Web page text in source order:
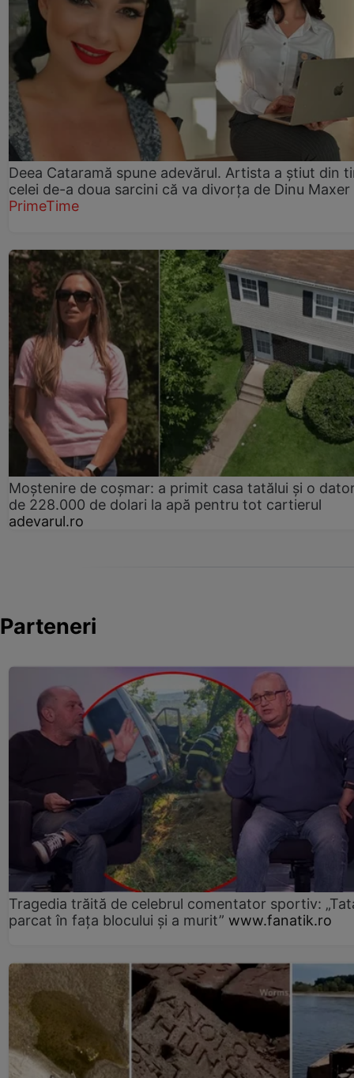
Deea Cataramă spune adevărul. Artista a știut din
celei de-a doua sarcini că va divorța de Dinu Maxer
PrimeTime
Moștenire de coșmar: a primit casa tatălui și o
de 228.000 de dolari la apă pentru tot cartierul
adevarul.ro
Parteneri
Tragedia trăită de celebrul comentator sportiv:
parcat în fața blocului și a murit” www.fanatik.ro